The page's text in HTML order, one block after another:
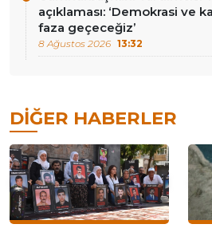
açıklaması: ‘Demokrasi ve
faza geçeceğiz’
8 Ağustos 2026 13:32
DIĞER HABERLER